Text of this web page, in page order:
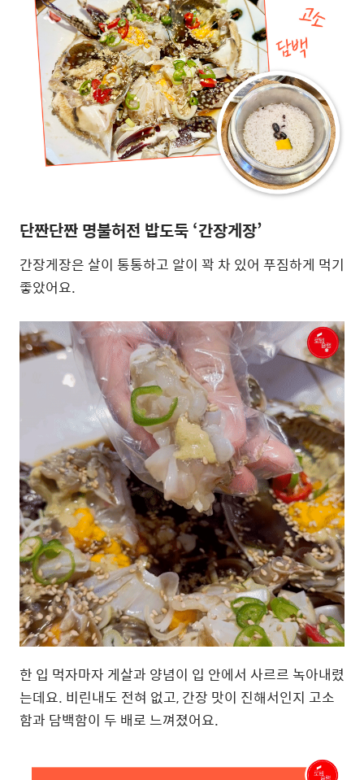
단짠단짠 명불허전 밥도둑‘간장게장’
간장게장은 살이 통통하고 알이 꽉 차 있어 푸짐하게 먹기
좋았어요.
한 입 먹자마자 게살과 양념이 입 안에서 사르르 녹아내렸
는데요. 비린내도 전혀 없고,간장 맛이 진해서인지 고소
함과 담백함이 두 배로 느껴졌어요.